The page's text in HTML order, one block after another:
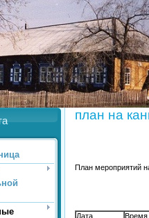
план на
План мероприятий
Дата Время